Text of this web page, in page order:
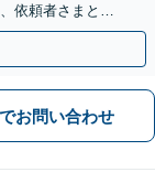
依頼者さまと一
お問い合わせ